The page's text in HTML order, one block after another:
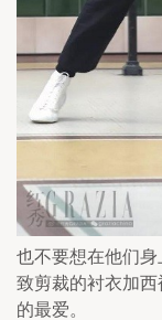
也不要想在他们
致剪裁的衬衣加
的最爱。